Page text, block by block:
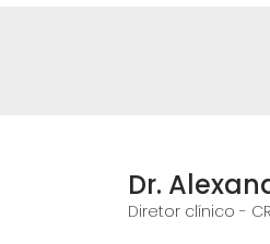
Dr.
Diretor clínico -